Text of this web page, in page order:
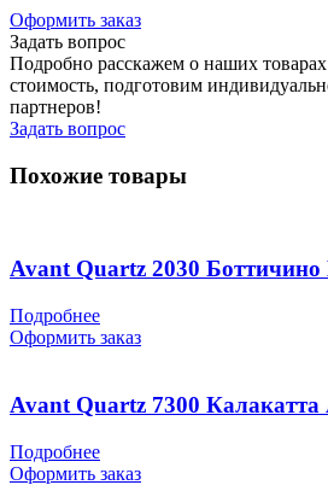
Оформить заказ
Задать вопрос
Подробно расскажем о наших товарах
стоимость, подготовим
партнеров!
Задать вопрос
Похожие товары
Avant Quartz 2030
Подробнее
Оформить заказ
Avant Quartz 7300 Калакатта
Подробнее
Оформить заказ